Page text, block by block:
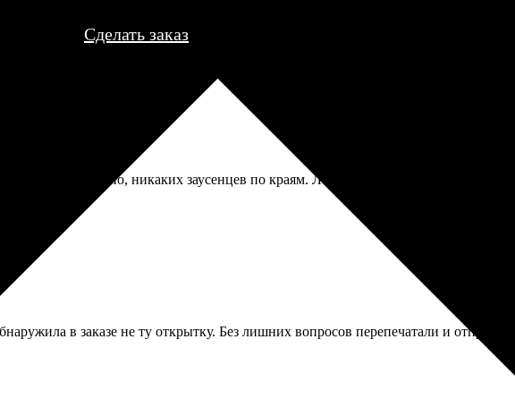
Сделать заказ
Все ровно обрезано, никаких заусенцев по краям. Лежат стопочкой, ждут, когда
в заказе не ту открытку. Без лишних вопросов перепечатали и